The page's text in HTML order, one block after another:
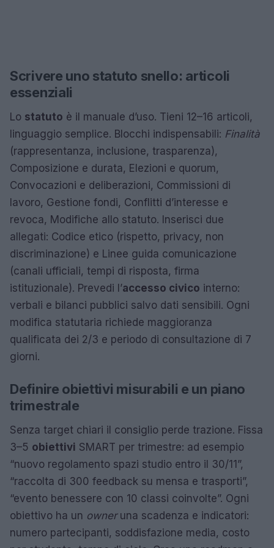
Scrivere uno statuto snello: articoli
essenziali
Lo statuto è il manuale d’uso. Tieni 12–16 articoli,
linguaggio semplice. Blocchi indispensabili: Finalità
(rappresentanza, inclusione, trasparenza),
Composizione e durata, Elezioni e quorum,
Convocazioni e deliberazioni, Commissioni di
lavoro, Gestione fondi, Conflitti d’interesse e
revoca, Modifiche allo statuto. Inserisci due
allegati: Codice etico (rispetto, privacy, non
discriminazione) e Linee guida comunicazione
(canali ufficiali, tempi di risposta, firma
istituzionale). Prevedi l’accesso civico interno:
verbali e bilanci pubblici salvo dati sensibili. Ogni
modifica statutaria richiede maggioranza
qualificata dei 2/3 e periodo di consultazione di 7
giorni.
Definire obiettivi misurabili e un piano
trimestrale
Senza target chiari il consiglio perde trazione. Fissa
3–5 obiettivi SMART per trimestre: ad esempio
“nuovo regolamento spazi studio entro il 30/11”,
“raccolta di 300 feedback su mensa e trasporti”,
“evento benessere con 10 classi coinvolte”. Ogni
obiettivo ha un owneruna scadenza e indicatori:
numero partecipanti, soddisfazione media, costo